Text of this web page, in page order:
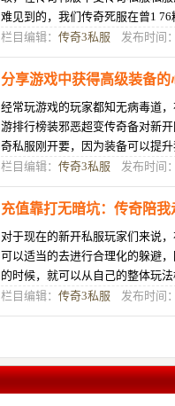
难见到的，我们传奇死服在曾1
要自己单独击杀一只谁有超变传奇
栏目编辑： 传奇3私服 发布时间
分享游戏中获得高级装备的
经常玩游戏的玩家都知无病毒道
游排行榜装邪恶超变传奇备对新
奇私服刚开要，因为装备可以提
传奇游戏人物名字在传奇私服45
栏目编辑： 传奇3私服 发布时间
充值靠打无暗坑：传奇陪
对于现在的新开私服玩家们来说
可以适当的去进行合理化的躲避
的时候，就可以从自己的整体玩
的特点，这是人们可以去考虑的一
栏目编辑： 传奇3私服 发布时间